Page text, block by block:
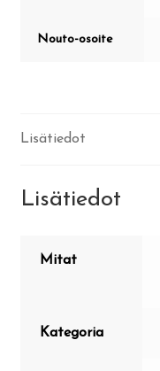
Nouto-osoite
Lisätiedot
Lisätiedot
Mitat
Kategoria